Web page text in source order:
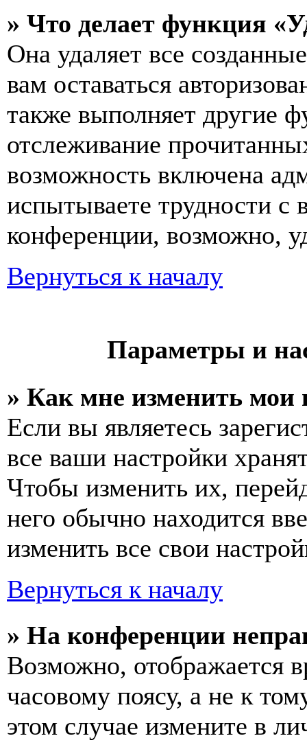
» Что делает функция
Она удаляет все
вам оставаться
также выполняет другие
отслеживание
возможность включена
испытываете трудности с
конференции, возможно,
Вернуться к началу
Параметры и
» Как мне изменить мои
Если вы являетесь
все ваши настройки
Чтобы изменить их,
него обычно находится
изменить все свои
Вернуться к началу
» На конференции
Возможно, отображается
часовому поясу, а не к
этом случае измените в